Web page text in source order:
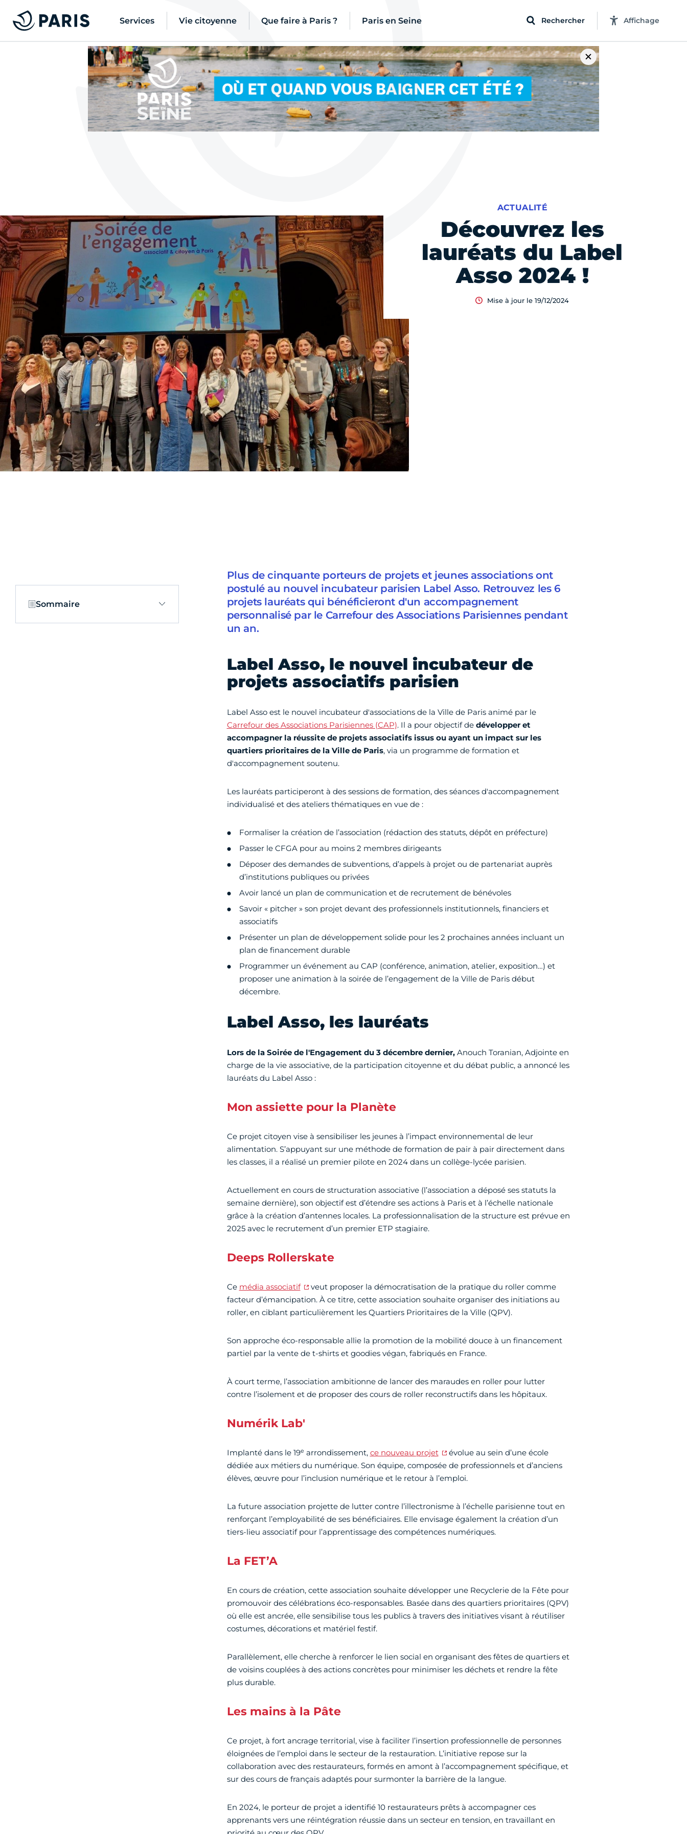
Services Vie citoyenne Que faire à Paris ? Paris en Seine Rechercher Affichage
Découvrez les
lauréats du Label
Asso 2024 !
ACTUALITÉ
Mise à jour le 19/12/2024
Sommaire
Plus de cinquante porteurs de projets et jeunes associations ont
postulé au nouvel incubateur parisien Label Asso. Retrouvez les 6
projets lauréats qui bénéficieront d'un accompagnement
personnalisé par le Carrefour des Associations Parisiennes pendant
un an.
Label Asso, le nouvel incubateur de
projets associatifs parisien
Label Asso est le nouvel incubateur d'associations de la Ville de Paris animé par le
Carrefour des Associations Parisiennes (CAP). Il a pour objectif de développer et
accompagner la réussite de projets associatifs issus ou ayant un impact sur les
quartiers prioritaires de la Ville de Paris, via un programme de formation et
d'accompagnement soutenu.
Les lauréats participeront à des sessions de formation, des séances d'accompagnement
individualisé et des ateliers thématiques en vue de :
Formaliser la création de l’association (rédaction des statuts, dépôt en préfecture)
Passer le CFGA pour au moins 2 membres dirigeants
Déposer des demandes de subventions, d’appels à projet ou de partenariat auprès
d’institutions publiques ou privées
Avoir lancé un plan de communication et de recrutement de bénévoles
Savoir « pitcher » son projet devant des professionnels institutionnels, financiers et
associatifs
Présenter un plan de développement solide pour les 2 prochaines années incluant un
plan de financement durable
Programmer un événement au CAP (conférence, animation, atelier, exposition…) et
proposer une animation à la soirée de l’engagement de la Ville de Paris début
décembre.
Label Asso, les lauréats
Lors de la Soirée de l'Engagement du 3 décembre dernier, Anouch Toranian, Adjointe en
charge de la vie associative, de la participation citoyenne et du débat public, a annoncé les
lauréats du Label Asso :
Mon assiette pour la Planète
Ce projet citoyen vise à sensibiliser les jeunes à l’impact environnemental de leur
alimentation. S’appuyant sur une méthode de formation de pair à pair directement dans
les classes, il a réalisé un premier pilote en 2024 dans un collège-lycée parisien.
Actuellement en cours de structuration associative (l’association a déposé ses statuts la
semaine dernière), son objectif est d’étendre ses actions à Paris et à l’échelle nationale
grâce à la création d’antennes locales. La professionnalisation de la structure est prévue en
2025 avec le recrutement d’un premier ETP stagiaire.
Deeps Rollerskate
Ce média associatif
veut proposer la démocratisation de la pratique du roller comme
facteur d’émancipation. À ce titre, cette association souhaite organiser des initiations au
roller, en ciblant particulièrement les Quartiers Prioritaires de la Ville (QPV).
Son approche éco-responsable allie la promotion de la mobilité douce à un financement
partiel par la vente de t-shirts et goodies végan, fabriqués en France.
À court terme, l’association ambitionne de lancer des maraudes en roller pour lutter
contre l’isolement et de proposer des cours de roller reconstructifs dans les hôpitaux.
Numérik Lab'
Implanté dans le 19e arrondissement, ce nouveau projet
évolue au sein d’une école
dédiée aux métiers du numérique. Son équipe, composée de professionnels et d’anciens
élèves, œuvre pour l’inclusion numérique et le retour à l’emploi.
La future association projette de lutter contre l’illectronisme à l’échelle parisienne tout en
renforçant l’employabilité de ses bénéficiaires. Elle envisage également la création d’un
tiers-lieu associatif pour l’apprentissage des compétences numériques.
La FET’A
En cours de création, cette association souhaite développer une Recyclerie de la Fête pour
promouvoir des célébrations éco-responsables. Basée dans des quartiers prioritaires (QPV)
où elle est ancrée, elle sensibilise tous les publics à travers des initiatives visant à réutiliser
costumes, décorations et matériel festif.
Parallèlement, elle cherche à renforcer le lien social en organisant des fêtes de quartiers et
de voisins couplées à des actions concrètes pour minimiser les déchets et rendre la fête
plus durable.
Les mains à la Pâte
Ce projet, à fort ancrage territorial, vise à faciliter l’insertion professionnelle de personnes
éloignées de l’emploi dans le secteur de la restauration. L’initiative repose sur la
collaboration avec des restaurateurs, formés en amont à l’accompagnement spécifique, et
sur des cours de français adaptés pour surmonter la barrière de la langue.
En 2024, le porteur de projet a identifié 10 restaurateurs prêts à accompagner ces
apprenants vers une réintégration réussie dans un secteur en tension, en travaillant en